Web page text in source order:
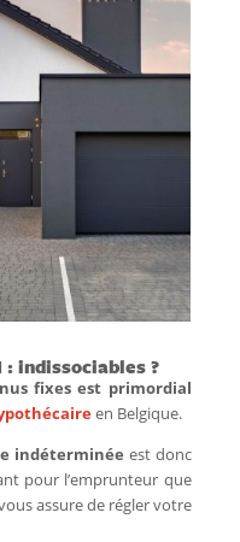
indissociables ?
fixes est primordial
en Belgique.
indéterminée est donc
pour l’emprunteur que
assure de régler votre